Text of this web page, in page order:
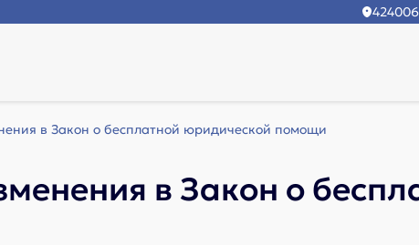
в Закон о бесплатной юридической помощи
в Закон о